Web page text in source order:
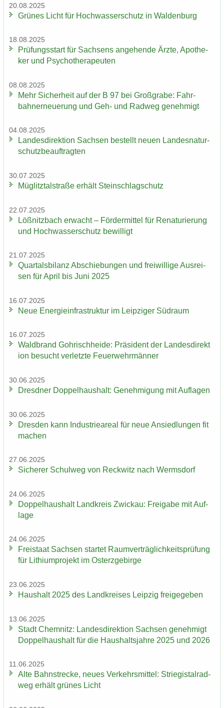
20.08.2025
Grü­nes Licht für Hoch­was­ser­schutz in Wal­den­burg
18.08.2025
Prü­fungs­start für Sach­sens an­ge­hen­de Ärzte, Apo­the­
ker und Psy­cho­the­ra­peu­ten
08.08.2025
Mehr Si­cher­heit auf der B 97 bei Groß­gra­be: Fahr­
bahn­erneue­rung und Geh- und Rad­weg ge­neh­migt
04.08.2025
Lan­des­di­rek­ti­on Sach­sen be­stellt neuen Lan­des­na­tur­
schutz­be­auf­trag­ten
30.07.2025
Müg­litz­tal­stra­ße er­hält Stein­schlag­schutz
22.07.2025
Löß­nitz­bach er­wacht – För­der­mit­tel für Re­na­tu­rie­rung
und Hoch­was­ser­schutz be­wil­ligt
21.07.2025
Quar­tals­bi­lanz Ab­schie­bun­gen und frei­wil­li­ge Aus­rei­
sen für April bis Juni 2025
16.07.2025
Neue En­er­gie­in­fra­struk­tur im Leip­zi­ger Süd­raum
16.07.2025
Wald­brand Gohrisch­hei­de: Prä­si­dent der Lan­des­di­rek­t
i­on be­sucht ver­letz­te Feu­er­wehr­män­ner
30.06.2025
Dresd­ner Dop­pel­haus­halt: Ge­neh­mi­gung mit Auf­la­gen
30.06.2025
Dres­den kann In­dus­trie­are­al für neue An­sied­lun­gen fit
ma­chen
27.06.2025
Si­che­rer Schul­weg von Reck­witz nach Werms­dorf
24.06.2025
Dop­pel­haus­halt Land­kreis Zwi­ckau: Frei­ga­be mit Auf­
la­ge
24.06.2025
Frei­staat Sach­sen star­tet Ra­um­ver­träg­lich­keits­prü­fung
für Li­thi­um­pro­jekt im Ost­erz­ge­bir­ge
23.06.2025
Haus­halt 2025 des Land­krei­ses Leip­zig frei­ge­ge­ben
13.06.2025
Stadt Chem­nitz: Lan­des­di­rek­ti­on Sach­sen ge­neh­migt
Dop­pel­haus­halt für die Haus­halts­jah­re 2025 und 2026
11.06.2025
Alte Bahn­stre­cke, neues Ver­kehrs­mit­tel: Strie­gi­st­al­rad­
weg er­hält grü­nes Licht